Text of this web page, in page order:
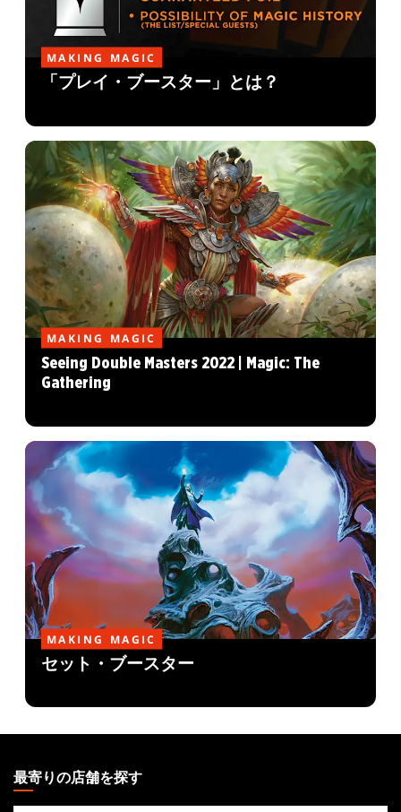
MAKING MAGIC
「プレイ・ブースター」とは？
MAKING MAGIC
Seeing Double Masters 2022 | Magic: The
Gathering
MAKING MAGIC
セット・ブースター
THE
GATHERING
最寄りの店舗を探す